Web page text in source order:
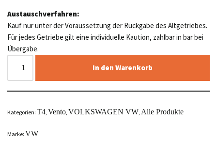
Austauschverfahren:
Kauf nur unter der Voraussetzung der Rückgabe des Altgetriebes.
Für jedes Getriebe gilt eine individuelle Kaution, zahlbar in bar bei
Übergabe.
In den Warenkorb
Kategorien: T4 Vento VOLKSWAGEN VW Alle Produkte
Marke: VW